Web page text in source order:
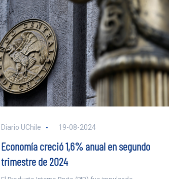
Diario UChile 19-08-2024
Economía creció 1,6% anual en segundo
trimestre de 2024